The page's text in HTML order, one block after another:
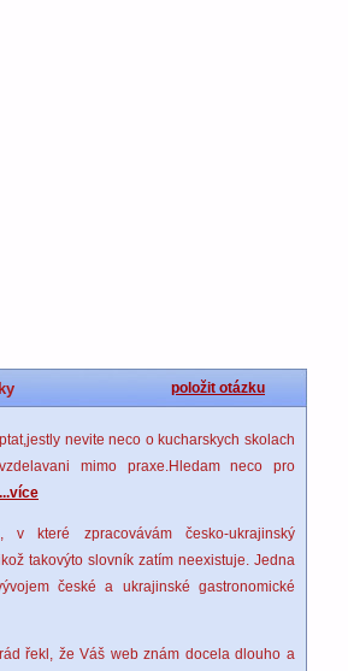
položit otázku
nevite neco o kucharskych skolach
mimo praxe.Hledam neco pro
...více
které zpracovávám česko-ukrajinský
takovýto slovník zatím neexistuje. Jedna
české a ukrajinské gastronomické
řekl, že Váš web znám docela dlouho a